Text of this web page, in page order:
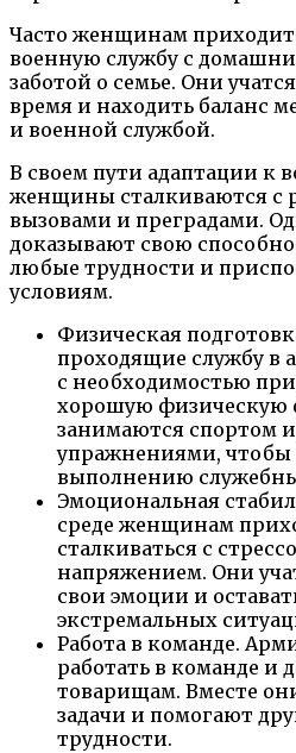
Часто женщинам
военную службу с
заботой о семье. Они
время и находить баланс
и военной службой.
В своем пути адаптации к
женщины сталкиваются с
вызовами и преградами.
доказывают свою
любые трудности и
условиям.
Физическая
проходящие службу в
с необходимостью
хорошую физическую
занимаются спортом
упражнениями,
выполнению
Эмоциональная
среде женщинам
сталкиваться с
напряжением. Они
свои эмоции и
экстремальных
Работа в команде.
работать в команде и
товарищам. Вместе
задачи и помогают
трудности.